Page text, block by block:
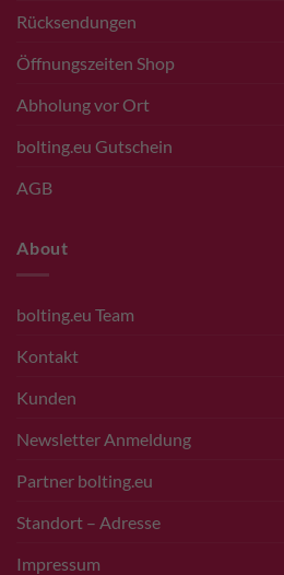
Rücksendungen
Öffnungszeiten Shop
Abholung vor Ort
bolting.eu Gutschein
AGB
About
bolting.eu Team
Kontakt
Kunden
Newsletter Anmeldung
Partner bolting.eu
Standort – Adresse
Impressum